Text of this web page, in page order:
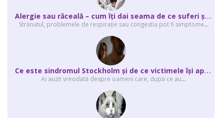
A
lergie sau răceală – cum îţi dai seama de ce suferi și de ce conteaz...
Strănutul, problemele de respirație sau congestia pot fi simptome...
C
e este sindromul Stockholm și de ce victimele își apără agresorii.
Ai auzit vreodată despre oameni care, după ce au...